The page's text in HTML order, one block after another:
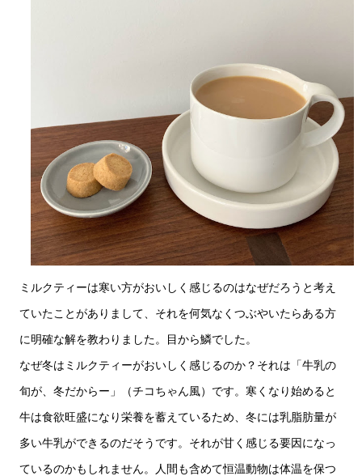
ミルクティーは寒い方がおいしく感じるのはなぜだろうと考え
ていたことがありまして、それを何気なくつぶやいたらある方
に明確な解を教わりました。目から鱗でした。
なぜ冬はミルクティーがおいしく感じるのか？それは「牛乳の
旬が、冬だからー」（チコちゃん風）です。寒くなり始めると
牛は食欲旺盛になり栄養を蓄えているため、冬には乳脂肪量が
多い牛乳ができるのだそうです。それが甘く感じる要因になっ
ているのかもしれません。人間も含めて恒温動物は体温を保つ